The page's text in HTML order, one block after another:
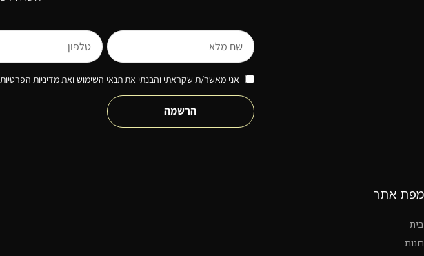
אני מאשר/ת שקראתי והבנתי את תנאי השימוש ואת מדיניות הפרטיות
הרשמה
מפת אתר
בית
חנות